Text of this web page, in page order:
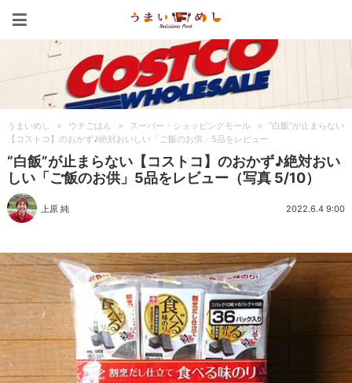
うまいめし > ウチごはん > スーパー・ショッピングモール >
“白飯”が止まらない
【コストコ】のおかず♪絶対おいしい「ご飯のお供」5品をレビュー
“白飯”が止まらない【コストコ】のおかず♪絶対おい
しい「ご飯のお供」5品をレビュー（写真 5/10）
上原 純 2022.6.4 9:00